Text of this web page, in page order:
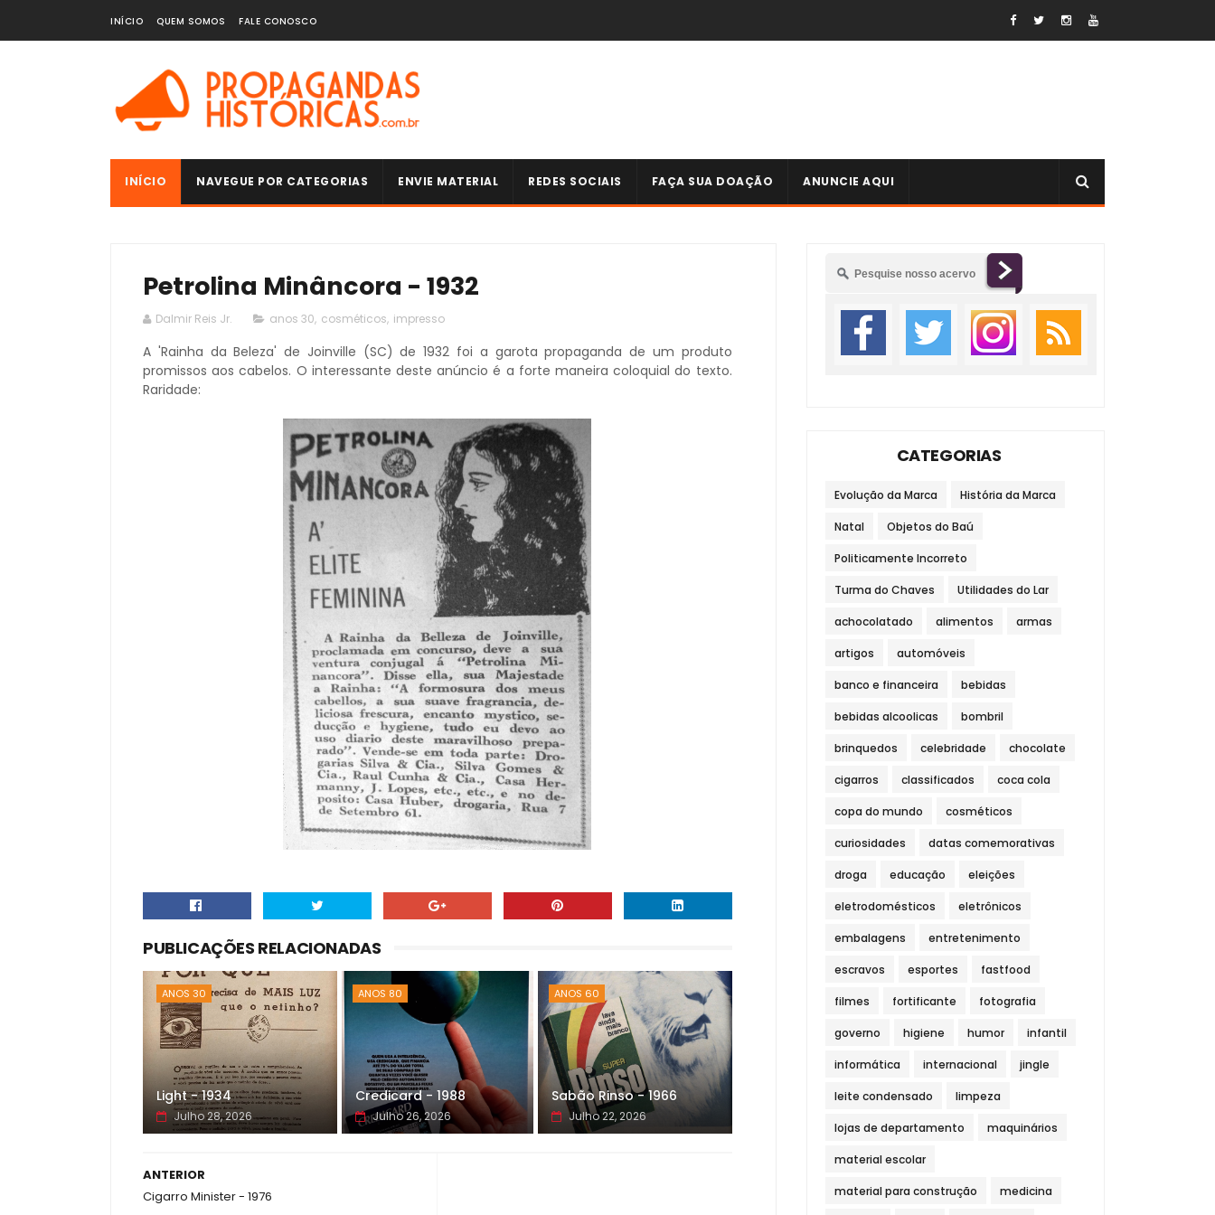
INÍCIO QUEM SOMOS FALE CONOSCO
INÍCIO NAVEGUE POR CATEGORIAS ENVIE MATERIAL REDES SOCIAIS FAÇA SUA DOAÇÃO ANUNCIE AQUI
Petrolina Minâncora - 1932
Dalmir Reis Jr. anos 30, cosméticos, impresso
A 'Rainha da Beleza' de Joinville (SC) de 1932 foi a garota propaganda de um produto
promissos aos cabelos. O interessante deste anúncio é a forte maneira coloquial do texto.
Raridade:
PUBLICAÇÕES RELACIONADAS
ANOS 30
Light - 1934
Julho 28, 2026
ANOS 80
Credicard - 1988
Julho 26, 2026
ANOS 60
Sabão Rinso - 1966
Julho 22, 2026
ANTERIOR
Cigarro Minister - 1976
CATEGORIAS
Evolução da Marca História da Marca
Natal Objetos do Baú
Politicamente Incorreto
Turma do Chaves Utilidades do Lar
achocolatado alimentos armas
artigos automóveis
banco e financeira bebidas
bebidas alcoolicas bombril
brinquedos celebridade chocolate
cigarros classificados coca cola
copa do mundo cosméticos
curiosidades datas comemorativas
droga educação eleições
eletrodomésticos eletrônicos
embalagens entretenimento
escravos esportes fastfood
filmes fortificante fotografia
governo higiene humor infantil
informática internacional jingle
leite condensado limpeza
lojas de departamento maquinários
material escolar
material para construção medicina